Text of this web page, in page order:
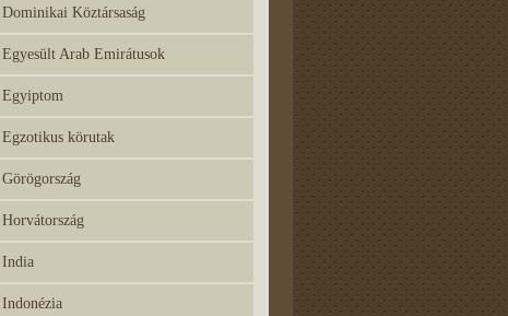
Dominikai Köztársaság
Egyesült Arab Emirátusok
Egyiptom
Egzotikus körutak
Görögország
Horvátország
India
Indonézia